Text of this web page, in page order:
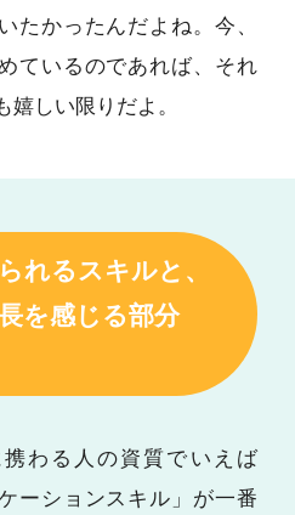
たかったんだよね。今、
ているのであれば、それ
嬉しい限りだよ。
れるスキルと、
を感じる部分
わる人の資質でいえば
ーションスキル」が一番